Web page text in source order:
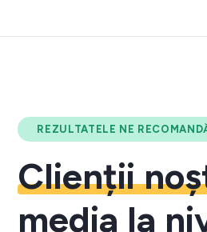
REZULTATELE NE
Clienții
media la